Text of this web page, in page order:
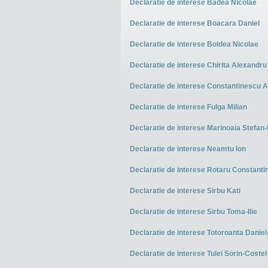
Declaratie de interese Badea Nicolae
Declaratie de interese Boacara Daniel
Declaratie de interese Boldea Nicolae
Declaratie de interese Chirita Alexandru
Declaratie de interese Constantinescu
Declaratie de interese Fulga Milian
Declaratie de interese Marinoaia Stefan-
Declaratie de interese Neamtu Ion
Declaratie de interese Rotaru
Declaratie de interese Sirbu Kati
Declaratie de interese Sirbu Toma-Ilie
Declaratie de interese Totoroanta
Declaratie de interese Tulei Sorin-Costel